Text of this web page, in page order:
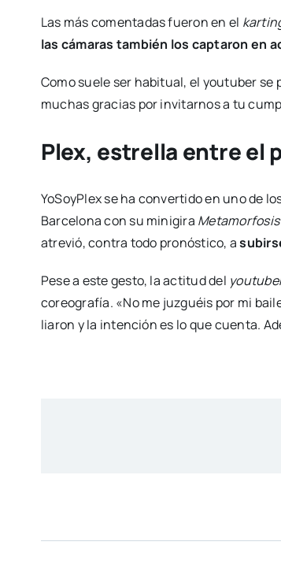
Las más comentadas fueron en el
las cámaras también los captaron en
Como suele ser habitual, el youtuber
muchas gracias por invitarnos a tu
Plex, estrella entre el
YoSoyPlex se ha convertido en uno de
Barcelona con su minigira
atrevió, contra todo pronóstico, a
Pese a este gesto, la actitud del
coreografía. «No me juzguéis por mi
liaron y la intención es lo que cuenta.